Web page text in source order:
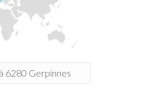
6280 Gerpinnes